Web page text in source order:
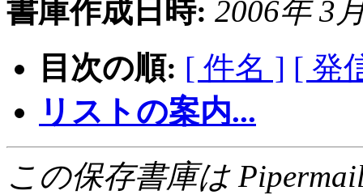
書庫作成日時: 2006年 3
目次の順: [ 件名 ] [ 発
リストの案内...
この保存書庫は